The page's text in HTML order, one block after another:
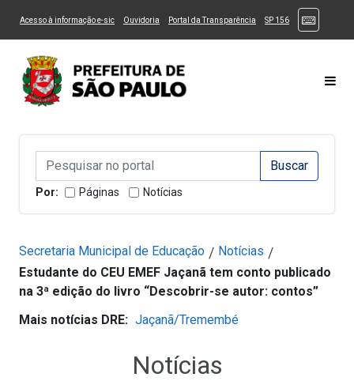
Ir ao Conteúdo Ir para menu principal Ir para busca 3
Alternar Alto Contraste
Acesso à informação e-sic(Link para um novo sítio)
Ouvidoria (Link para um novo sítio)
Portal da Transparência (Link para um novo sítio)
SP 156(Link para um
Campo de Busca de informações
Campo de Busca de informações Enviar a Busca
Por: Páginas Notícias
Secretaria Municipal de Educação / Notícias /
Estudante do CEU EMEF Jaçanã tem conto publicado
na 3ª edição do livro “Descobrir-se autor: contos”
Mais notícias DRE: Jaçanã/Tremembé
Notícias